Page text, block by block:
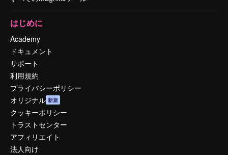
はじめに
Academy
ドキュメント
サポート
利用規約
プライバシーポリシー
オリジナル 新規
クッキーポリシー
トラストセンター
アフィリエイト
法人向け